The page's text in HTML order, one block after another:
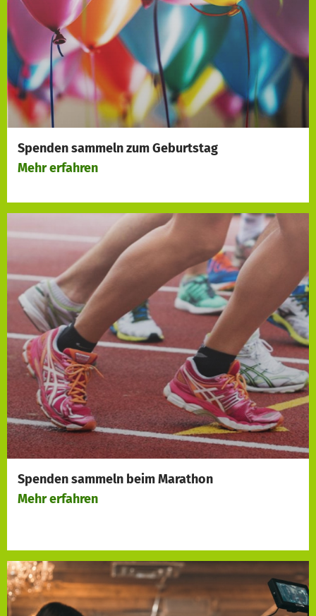
Spenden sammeln zumGeburtstag
Mehr erfahren
Spenden sammeln beimMarathon
Mehr erfahren